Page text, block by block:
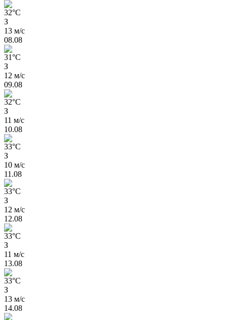
32°C
З
13 м/с
08.08
31°C
З
12 м/с
09.08
32°C
З
11 м/с
10.08
33°C
З
10 м/с
11.08
33°C
З
12 м/с
12.08
33°C
З
11 м/с
13.08
33°C
З
13 м/с
14.08